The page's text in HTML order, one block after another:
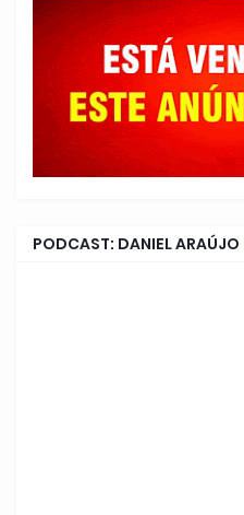
PODCAST: DANIEL ARAÚJO